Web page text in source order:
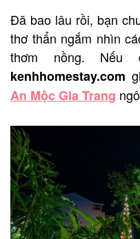
Đã bao lâu rồi, bạn
thơ thẩn ngắm nhìn
thơm nồng.
kenhhomestay.com
An Mộc Gia Trang